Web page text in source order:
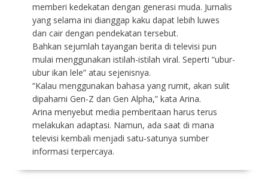
memberi kedekatan dengan generasi muda. Jurnalis
yang selama ini dianggap kaku dapat lebih luwes
dan cair dengan pendekatan tersebut.
Bahkan sejumlah tayangan berita di televisi pun
mulai menggunakan istilah-istilah viral. Seperti “ubur-
ubur ikan lele” atau sejenisnya.
“Kalau menggunakan bahasa yang rumit, akan sulit
dipahami Gen-Z dan Gen Alpha,” kata Arina.
Arina menyebut media pemberitaan harus terus
melakukan adaptasi. Namun, ada saat di mana
televisi kembali menjadi satu-satunya sumber
informasi terpercaya.